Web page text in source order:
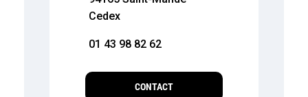
Cedex
01 43 98 82 62
CONTACT